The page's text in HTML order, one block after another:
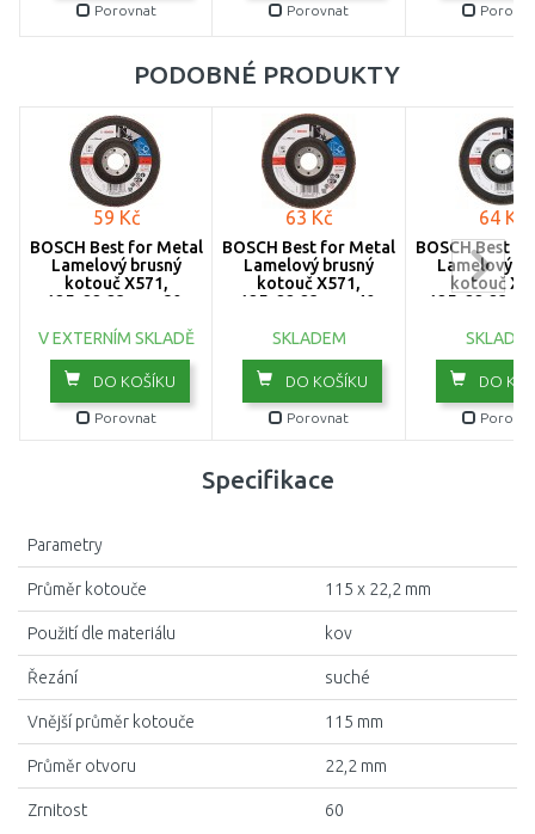
Porovnat Porovnat
PODOBNÉ PRODUKTY
59 Kč
BOSCH Best for Metal
Lamelový brusný
kotouč X571,
125x22,23mm, 80,
V EXTERNÍM SKLADĚ
DO KOŠÍKU
Porovnat
63 Kč
BOSCH Best for Metal
Lamelový brusný
kotouč X571,
125x22,23mm, 40,
SKLADEM
DO KOŠÍKU
Porovnat
64 Kč
BOSCH Best
Lamelový
kotouč
DO
Specifikace
Parametry
Průměr kotouče 115 x 22,2 mm
Použití dle materiálu kov
Řezání suché
Vnější průměr kotouče 115 mm
Průměr otvoru 22,2 mm
Zrnitost 60